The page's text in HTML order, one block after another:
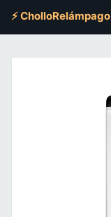
⚡ CholloRelámpago